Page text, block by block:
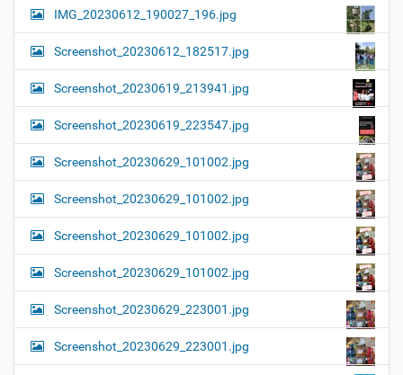
IMG_20230612_190027_196.jpg
Screenshot_20230612_182517.jpg
Screenshot_20230619_213941.jpg
Screenshot_20230619_223547.jpg
Screenshot_20230629_101002.jpg
Screenshot_20230629_101002.jpg
Screenshot_20230629_101002.jpg
Screenshot_20230629_101002.jpg
Screenshot_20230629_223001.jpg
Screenshot_20230629_223001.jpg